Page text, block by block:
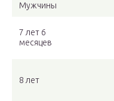
Мужчины
7 лет 6
месяцев
8 лет